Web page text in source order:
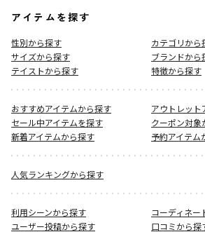
アイテムを探す
性別から探す
カテゴリから
サイズから探す
ブランドから
テイストから探す
特徴から探す
おすすめアイテムから探す
アウトレット
セール中アイテムを探す
クーポン対象
新着アイテムから探す
予約アイテム
人気ランキングから探す
利用シーンから探す
コーディネー
ユーザー投稿から探す
口コミから探